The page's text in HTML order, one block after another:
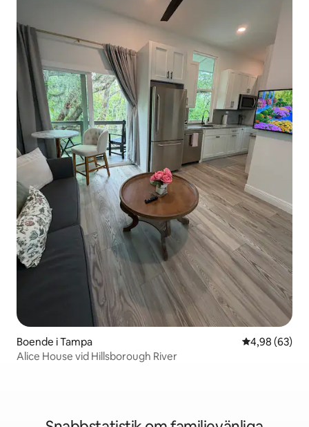
Boende i Tampa 4,98 av 5 i
4,98 (63)
Alice House vid Hillsborough River